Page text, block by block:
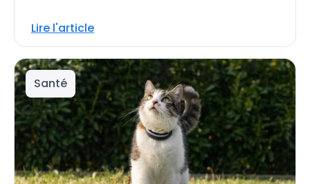
Lire l'article
Santé